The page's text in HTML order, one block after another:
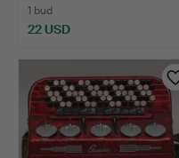
1 bud
22 USD